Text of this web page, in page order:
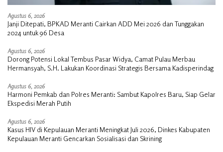
Agustus 6, 2026
Janji Ditepati, BPKAD Meranti Cairkan ADD Mei 2026 dan Tunggakan
2024 untuk 96 Desa
Agustus 6, 2026
Dorong Potensi Lokal Tembus Pasar Widya, Camat Pulau Merbau
Hermansyah, S.H. Lakukan Koordinasi Strategis Bersama Kadisperindag
Agustus 6, 2026
Harmoni Pemkab dan Polres Meranti: Sambut Kapolres Baru, Siap Gelar
Ekspedisi Merah Putih
Agustus 6, 2026
Kasus HIV di Kepulauan Meranti Meningkat Juli 2026, Dinkes Kabupaten
Kepulauan Meranti Gencarkan Sosialisasi dan Skrining